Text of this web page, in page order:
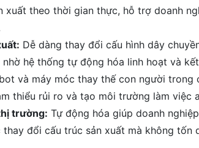
xuất theo thời gian thực, hỗ trợ doanh
Dễ dàng thay đổi cấu hình dây
hệ thống tự động hóa linh hoạt và
và máy móc thay thế con người trong
thiểu rủi ro và tạo môi trường làm việc
trường: Tự động hóa giúp doanh
đổi cấu trúc sản xuất mà không tốn